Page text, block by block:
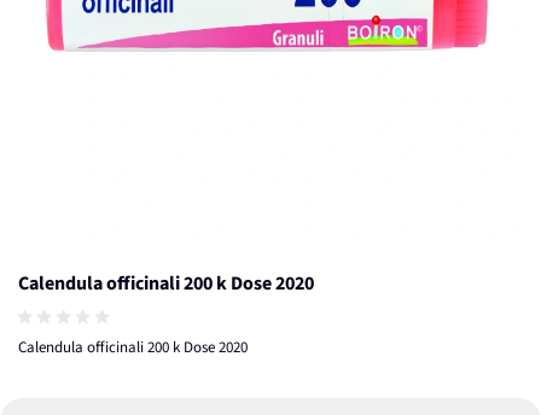
Calendula officinali 200 k Dose 2020
Calendula officinali 200 k Dose 2020